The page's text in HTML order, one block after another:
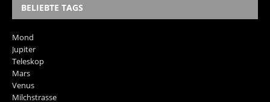
BELIEBTE TAGS
Mond
Jupiter
Teleskop
Mars
Venus
Milchstrasse